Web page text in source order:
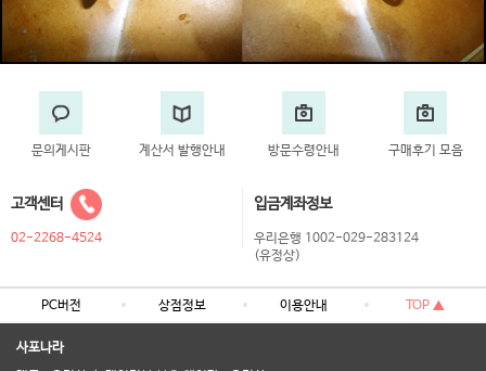
문의게시판 계산서 발행안내 방문수령안내 구매후기 모음
고객센터
02-2268-4524
입금계좌정보
우리은행 1002-029-283124
(유정상)
PC버전 상점정보 이용안내 TOP ▲
사포나라